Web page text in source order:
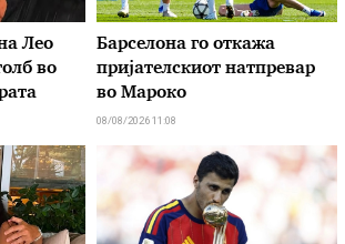
Лео
во
Барселона го откажа
пријателскиот натпревар
во Мароко
08/08/2026 11:08